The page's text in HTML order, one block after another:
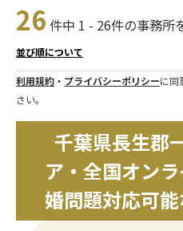
26 件中 1 - 26件の事務所
並び順について
利用規約 ・ プライバシーポリシーに同
さい。
千葉県長生郡
ア・全国オン
婚問題対応可